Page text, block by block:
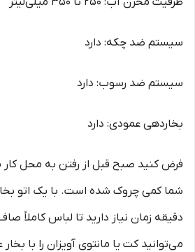
سیستم ضد چکه: دارد
سیستم ضد رسوب: دارد
بخاردهی عمودی: دارد
فرض کنید صبح قبل از رفتن به محل
شما کمی چروک شده است. با یک اتو
دقیقه زمان نیاز دارید تا لباس کاملاً
می‌توانید کت یا مانتوی آویزان را با